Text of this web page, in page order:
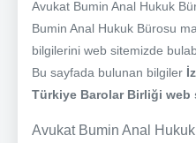
Avukat Bumin Anal Hukuk
Bumin Anal Hukuk Bürosu
bilgilerini web sitemizde
Bu sayfada bulunan bilgiler
Türkiye Barolar Birliği web
Avukat Bumin Anal